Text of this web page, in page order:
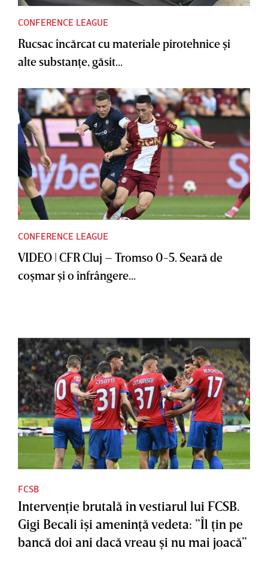
CONFERENCE LEAGUE
Rucsac încărcat cu materiale pirotehnice şi
alte substanţe, găsit...
CONFERENCE LEAGUE
VIDEO | CFR Cluj – Tromso 0-5. Seară de
coşmar şi o înfrângere...
FCSB
Intervenţie brutală în vestiarul lui FCSB.
Gigi Becali îşi ameninţă vedeta: ”Îl ţin pe
bancă doi ani dacă vreau şi nu mai joacă”